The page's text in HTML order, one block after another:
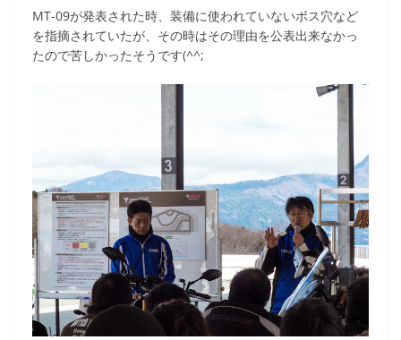
MT-09が発表された時、装備に使われていないボス穴など
を指摘されていたが、その時はその理由を公表出来なかっ
たので苦しかったそうです(^^;